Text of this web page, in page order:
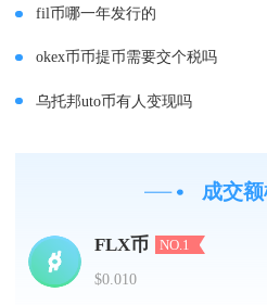
fil币哪一年发行的
okex币币提币需要交个税吗
乌托邦uto币有人变现吗
成交
FLX币 NO.1
$0.010